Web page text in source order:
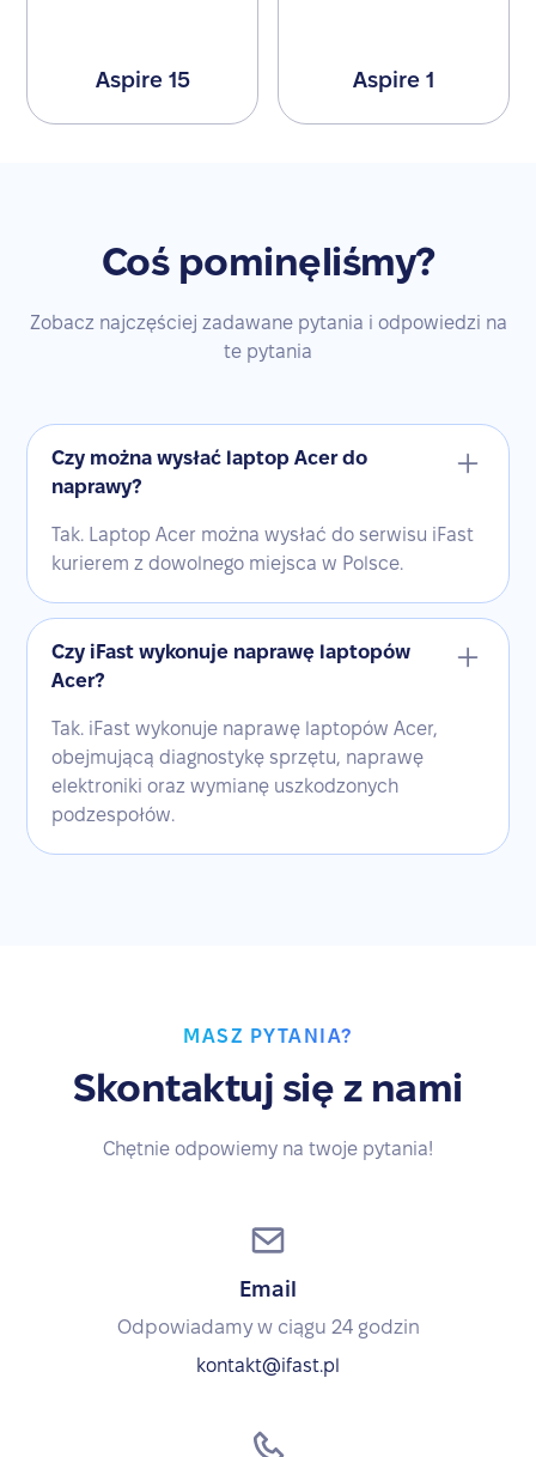
Aspire 15 Aspire 1
Coś pominęliśmy?
Zobacz najczęściej zadawane pytania i odpowiedzi na
te pytania
Czy można wysłać laptop Acer do
naprawy?
Tak. Laptop Acer można wysłać do serwisu iFast
kurierem z dowolnego miejsca w Polsce.
Czy iFast wykonuje naprawę laptopów
Acer?
Tak. iFast wykonuje naprawę laptopów Acer,
obejmującą diagnostykę sprzętu, naprawę
elektroniki oraz wymianę uszkodzonych
podzespołów.
MASZ PYTANIA?
Skontaktuj się z nami
Chętnie odpowiemy na twoje pytania!
Email
Odpowiadamy w ciągu 24 godzin
kontakt@ifast.pl